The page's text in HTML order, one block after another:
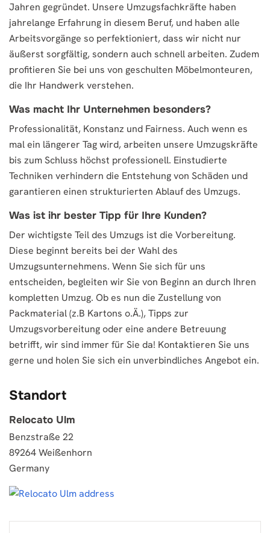
Jahren gegründet. Unsere Umzugsfachkräfte haben
jahrelange Erfahrung in diesem Beruf, und haben alle
Arbeitsvorgänge so perfektioniert, dass wir nicht nur
äußerst sorgfältig, sondern auch schnell arbeiten. Zudem
profitieren Sie bei uns von geschulten Möbelmonteuren,
die Ihr Handwerk verstehen.
Was macht Ihr Unternehmen besonders?
Professionalität, Konstanz und Fairness. Auch wenn es
mal ein längerer Tag wird, arbeiten unsere Umzugskräfte
bis zum Schluss höchst professionell. Einstudierte
Techniken verhindern die Entstehung von Schäden und
garantieren einen strukturierten Ablauf des Umzugs.
Was ist ihr bester Tipp für Ihre Kunden?
Der wichtigste Teil des Umzugs ist die Vorbereitung.
Diese beginnt bereits bei der Wahl des
Umzugsunternehmens. Wenn Sie sich für uns
entscheiden, begleiten wir Sie von Beginn an durch Ihren
kompletten Umzug. Ob es nun die Zustellung von
Packmaterial (z.B Kartons o.Ä.), Tipps zur
Umzugsvorbereitung oder eine andere Betreuung
betrifft, wir sind immer für Sie da! Kontaktieren Sie uns
gerne und holen Sie sich ein unverbindliches Angebot ein.
Standort
Relocato Ulm
Benzstraße 22
89264 Weißenhorn
Germany